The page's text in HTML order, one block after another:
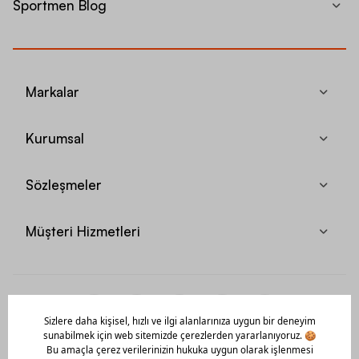
Sportmen Blog
Markalar
Kurumsal
Sözleşmeler
Müşteri Hizmetleri